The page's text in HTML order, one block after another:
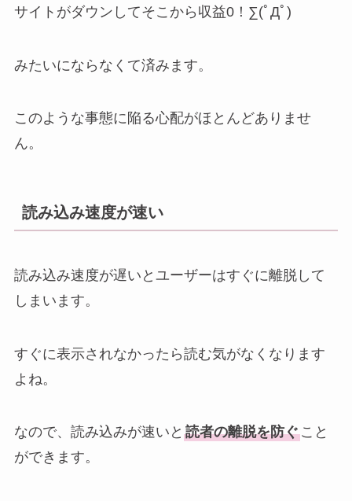
サイトがダウンしてそこから収益0！∑(ﾟДﾟ)
みたいにならなくて済みます。
このような事態に陥る心配がほとんどありませ
ん。
読み込み速度が速い
読み込み速度が遅いとユーザーはすぐに離脱して
しまいます。
すぐに表示されなかったら読む気がなくなります
よね。
なので、読み込みが速いと 読者の離脱を防ぐこと
ができます。